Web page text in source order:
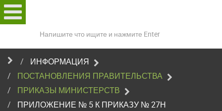
сайту
ИНФОРМАЦИЯ
ПОСТАНОВЛЕНИЯ ПРАВИТЕЛЬСТВА
ПРИКАЗЫ МИНИСТЕРСТВ
ПРИЛОЖЕНИЕ № 5 К ПРИКАЗУ № 27Н